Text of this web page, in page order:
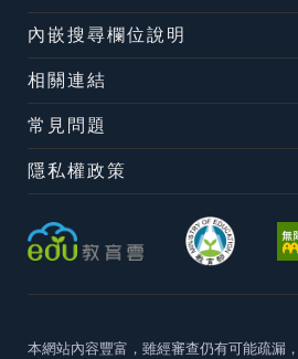
內嵌搜尋欄位說明
相關連結
常見問題
隱私權政策
本網站內容豐富，雖經審查仍有可能疏漏，